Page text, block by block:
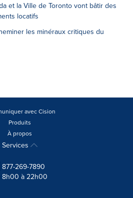
et la Ville de Toronto vont bâtir des
locatifs
les minéraux critiques du
avec Cision
Produits
À propos
Services
877-269-7890
8h00 à 22h00